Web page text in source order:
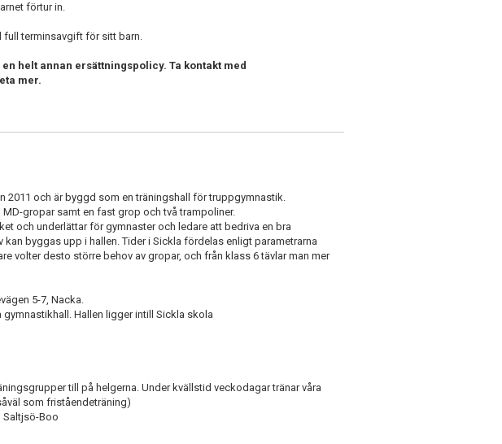
förtur in.
full terminsavgift för sitt barn.
helt annan ersättningspolicy. Ta kontakt med
mer.
2011 och är byggd som en träningshall för truppgymnastik.
gropar samt en fast grop och två trampoliner.
och underlättar för gymnaster och ledare att bedriva en bra
byggas upp i hallen. Tider i Sickla fördelas enligt parametrarna
volter desto större behov av gropar, och från klass 6 tävlar man mer
5-7, Nacka.
gymnastikhall. Hallen ligger intill Sickla skola
till på helgerna. Under kvällstid veckodagar tränar våra
som friståendeträning)
Saltjsö-Boo